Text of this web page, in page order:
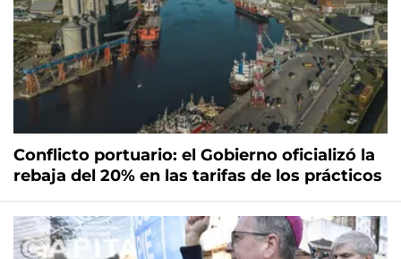
Conflicto portuario: el Gobierno oficializó la
rebaja del 20% en las tarifas de los prácticos